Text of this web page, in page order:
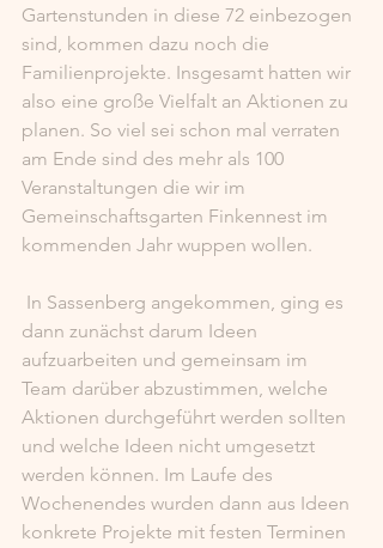
Gartenstunden in diese 72 einbezogen
sind, kommen dazu noch die
Familienprojekte. Insgesamt hatten wir
also eine große Vielfalt an Aktionen zu
planen. So viel sei schon mal verraten
am Ende sind des mehr als 100
Veranstaltungen die wir im
Gemeinschaftsgarten Finkennest im
kommenden Jahr wuppen wollen.
dann zunächst darum Ideen
aufzuarbeiten und gemeinsam im
Team darüber abzustimmen, welche
Aktionen durchgeführt werden sollten
und welche Ideen nicht umgesetzt
werden können. Im Laufe des
Wochenendes wurden dann aus Ideen
konkrete Projekte mit festen Terminen